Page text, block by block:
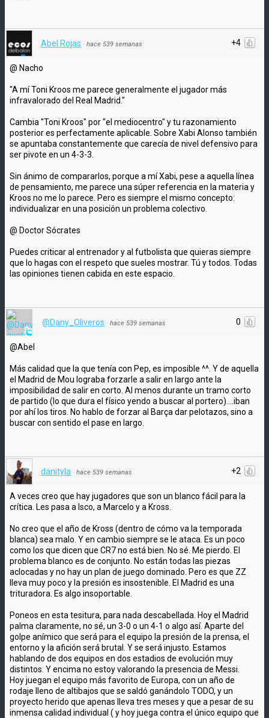
+4
Abel Rojas · hace 539 semanas
@ Nacho
"A mí Toni Kroos me parece generalmente el jugador más
infravalorado del Real Madrid."
Cambia "Toni Kroos" por "el mediocentro" y tu razonamiento
posterior es perfectamente aplicable. Sobre Xabi Alonso también
se apuntaba constantemente que carecía de nivel defensivo para
ser pivote en un 4-3-3.
Sin ánimo de compararlos, porque a mí Xabi, pese a aquella línea
de pensamiento, me parece una súper referencia en la materia y
Kroos no me lo parece. Pero es siempre el mismo concepto:
individualizar en una posición un problema colectivo.
@ Doctor Sócrates
Puedes criticar al entrenador y al futbolista que quieras siempre
que lo hagas con el respeto que sueles mostrar. Tú y todos. Todas
las opiniones tienen cabida en este espacio.
0
@Dany_Oliveros · hace 539 semanas
@Abel
Más calidad que la que tenía con Pep, es imposible ^^. Y de aquella
el Madrid de Mou lograba forzarle a salir en largo ante la
imposibilidad de salir en corto. Al menos durante un tramo corto
de partido (lo que dura el físico yendo a buscar al portero)....iban
por ahí los tiros. No hablo de forzar al Barça dar pelotazos, sino a
buscar con sentido el pase en largo.
+2
danityla · hace 539 semanas
A veces creo que hay jugadores que son un blanco fácil para la
crítica. Les pasa a Isco, a Marcelo y a Kross.
No creo que el año de Kross (dentro de cómo va la temporada
blanca) sea malo. Y en cambio siempre se le ataca. Es un poco
como los que dicen que CR7 no está bien. No sé. Me pierdo. El
problema blanco es de conjunto. No están todas las piezas
aclocadas y no hay un plan de juego dominado. Pero es que ZZ
lleva muy poco y la presión es insostenible. El Madrid es una
trituradora. Es algo insoportable.
Poneos en esta tesitura, para nada descabellada. Hoy el Madrid
palma claramente, no sé, un 3-0 o un 4-1 o algo así. Aparte del
golpe anímico que será para el equipo la presión de la prensa, el
entorno y la afición será brutal. Y se será injusto. Estamos
hablando de dos equipos en dos estadios de evolución muy
distintos. Y encima no estoy valorando la presencia de Messi.
Hoy juegan el equipo más favorito de Europa, con un año de
rodaje lleno de altibajos que se saldó ganándolo TODO, y un
proyecto herido que apenas lleva tres meses y que a pesar de su
inmensa calidad individual ( y hoy juega contra el único equipo que